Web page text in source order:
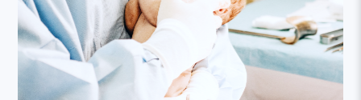
2026.06.03 學會會務
6/7 (日) 上午【2026 AT (America-Taiwan) Joint Conference】
相關視訊及簽到連結